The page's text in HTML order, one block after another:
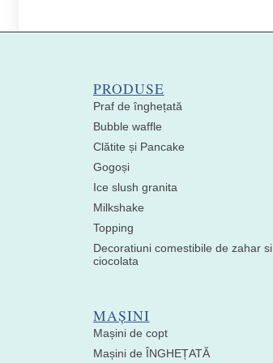
PRODUSE
Praf de înghețată
Bubble waffle
Clătite și Pancake
Gogoși
Ice slush granita
Milkshake
Topping
Decoratiuni comestibile de zahar si
ciocolata
MAȘINI
Mașini de copt
Mașini de ÎNGHEȚATĂ